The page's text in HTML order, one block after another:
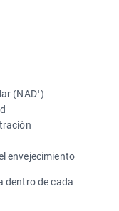
(NAD⁺)
envejecimiento
dentro de cada